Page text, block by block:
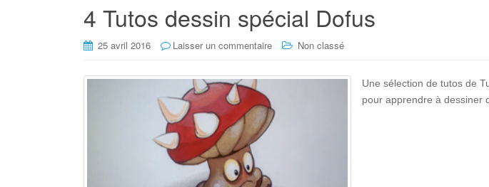
4 Tutos dessin spécial Dofus
25 avril 2016 Laisser un commentaire Non classé
Une sélection de tutos de
pour apprendre à dessiner